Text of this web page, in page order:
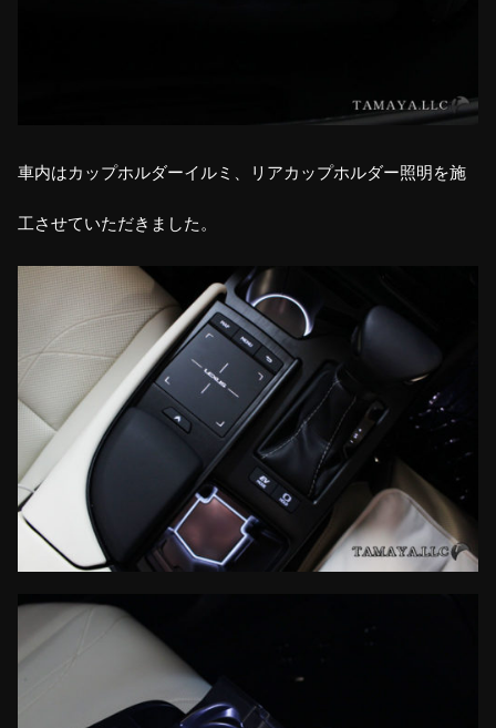
車内はカップホルダーイルミ、リアカップホルダー照明を施
工させていただきました。